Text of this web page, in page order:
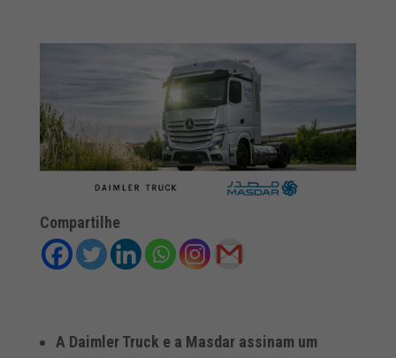
Compartilhe
A Daimler Truck e a Masdar assinam um